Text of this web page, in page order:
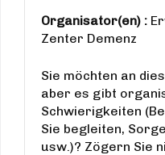
Organisator(en) :
Zenter Demenz
Sie möchten an
aber es gibt
Schwierigkeiten
Sie begleiten,
usw.)? Zögern Sie